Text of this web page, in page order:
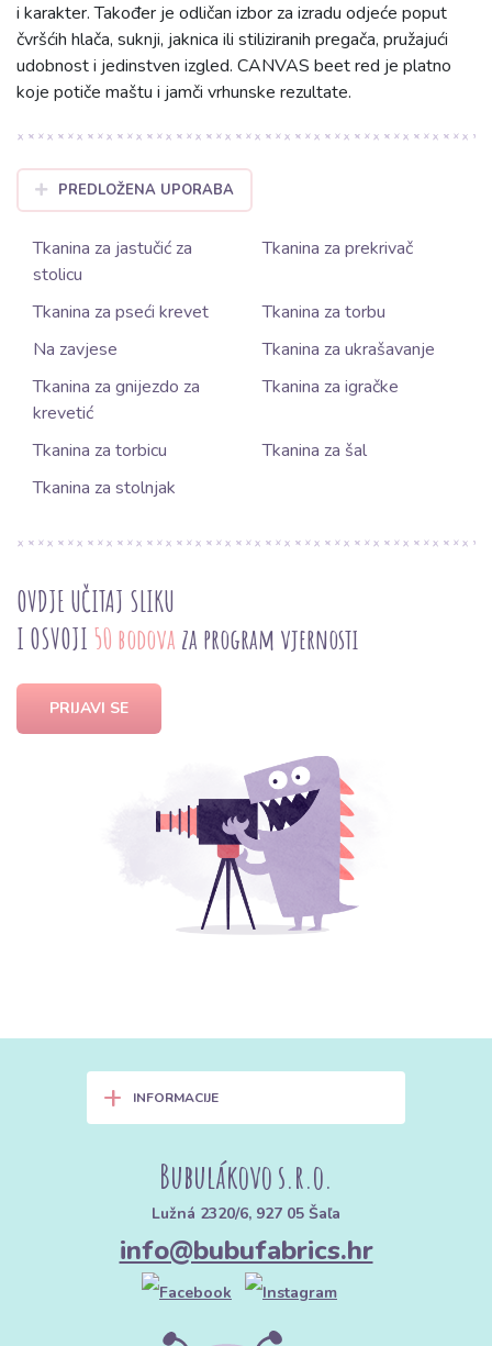
i karakter. Također je odličan izbor za izradu odjeće poput
čvršćih hlača, suknji, jaknica ili stiliziranih pregača, pružajući
udobnost i jedinstven izgled. CANVAS beet red je platno
koje potiče maštu i jamči vrhunske rezultate.
PREDLOŽENA UPORABA
Tkanina za jastučić za
stolicu
Tkanina za prekrivač
Tkanina za pseći krevet
Tkanina za torbu
Na zavjese
Tkanina za ukrašavanje
Tkanina za gnijezdo za
krevetić
Tkanina za igračke
Tkanina za torbicu
Tkanina za šal
Tkanina za stolnjak
OVDJE UČITAJ SLIKU
I OSVOJI 50 bodova za program vjernosti
PRIJAVI SE
+ INFORMACIJE
Bubulákovo s.r.o.
Lužná 2320/6, 927 05 Šaľa
info@bubufabrics.hr